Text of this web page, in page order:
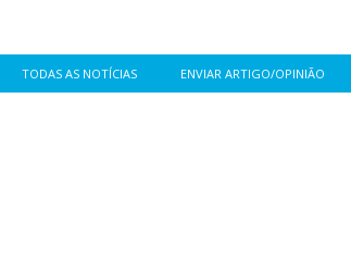
TODAS AS NOTÍCIAS ENVIAR ARTIGO/OPINIÃO